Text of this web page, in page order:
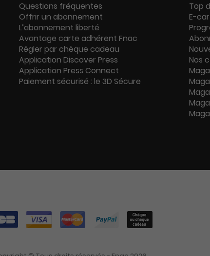
Questions fréquentes
Offrir un abonnement
L’abonnement liberté
Avantage carte adhérent Fnac
Régler par chèque cadeau
Application Discover Press
Application Press Connect
Paiement sécurisé : le 3D Sécure
Top
E-
Nos